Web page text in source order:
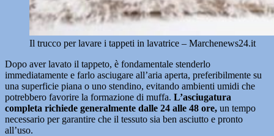
Il trucco per lavare i tappeti in lavatrice – Marchenews24.it
Dopo aver lavato il tappeto, è fondamentale stenderlo
immediatamente e farlo asciugare all’aria aperta, preferibilmente su
una superficie piana o uno stendino, evitando ambienti umidi che
potrebbero favorire la formazione di muffa. L’asciugatura
completa richiede generalmente dalle 24 alle 48 ore, un tempo
necessario per garantire che il tessuto sia ben asciutto e pronto
all’uso.